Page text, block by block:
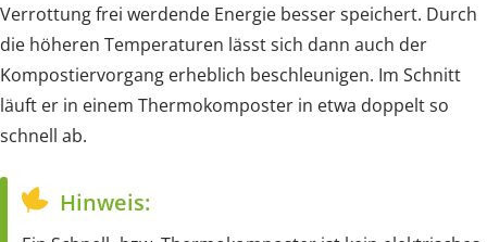
Verrottung frei werdende Energie besser speichert. Durch
die höheren Temperaturen lässt sich dann auch der
Kompostiervorgang erheblich beschleunigen. Im Schnitt
läuft er in einem Thermokomposter in etwa doppelt so
schnell ab.
Hinweis: